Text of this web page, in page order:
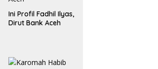
Ini Profil Fadhil Ilyas,
Dirut Bank Aceh